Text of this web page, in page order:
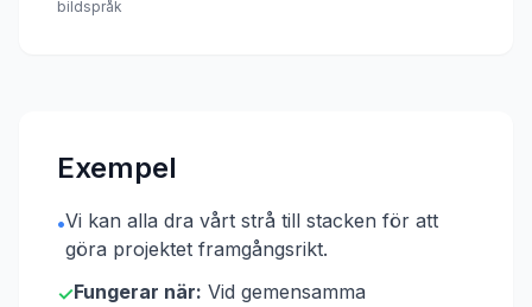
bildspråk
Exempel
•Vi kan alla dra vårt strå till stacken för att
göra projektet framgångsrikt.
✓Fungerar när: Vid gemensamma